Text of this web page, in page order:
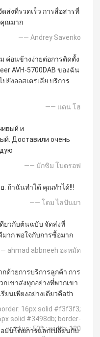
ส่งที่รวดเร็ว การสื่อสารที่
คุณมาก
—— Andrey Savenko
ค่อนข้างง่ายต่อการติดตั้ง
AVH-5700DAB ของฉัน
ยังออสเตรเลีย บริการ
—— แดน โฮ
и
Доставили очень
—— มักซิม โบดรอฟ
. ถ้าฉันทำได้ คุณทำได้!!!
—— โดม ไลปันยา
ยวกับต้นฉบับ จัดส่งที่
าก พอใจกับการซื้อมาก
ahmad abbneeh อะหมัด
กด้วยการบริการลูกค้า การ
กเขาส่งทุกอย่างที่พวกเขา
ยนเพียงอย่างเดียวคือth
16px solid #f3f3f3;
solid #3498db; border-
radius: 50%; width: 120
มันโดยการแลกเปลี่ยนกับ